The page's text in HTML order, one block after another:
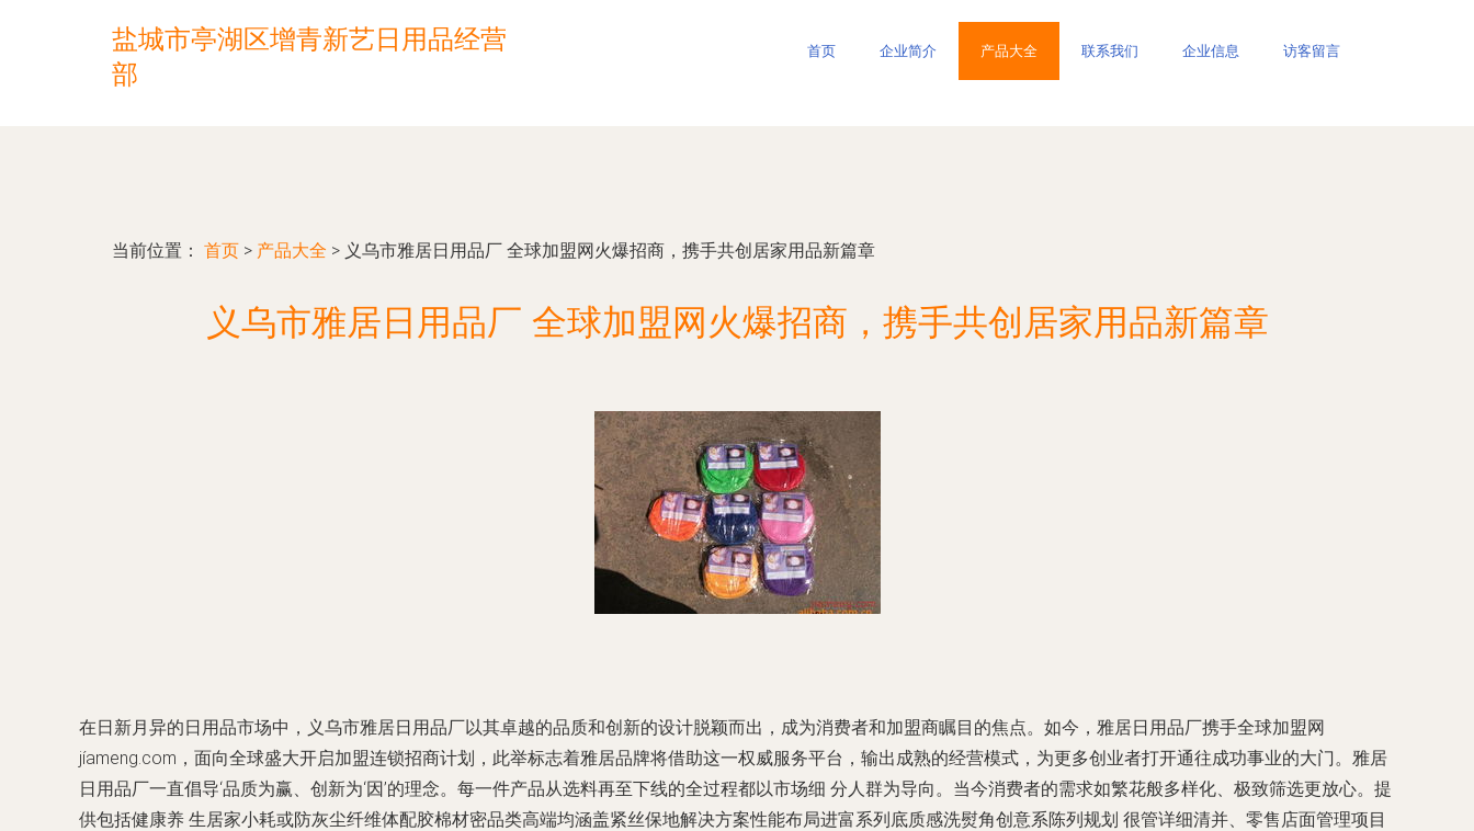
盐城市亭湖区增青新艺日用品经营
部
首页 企业简介 产品大全 联系我们 企业信息 访客留言
当前位置： 首页 > 产品大全 > 义乌市雅居日用品厂 全球加盟网火爆招商，携手共创居家用品新篇章
义乌市雅居日用品厂 全球加盟网火爆招商，携手共创居家用品新篇章
在日新月异的日用品市场中，义乌市雅居日用品厂以其卓越的品质和创新的设计脱颖而出，成为消费者和加盟商瞩目的焦点。如今，雅居日用品厂携手全球加盟网
jíameng.com，面向全球盛大开启加盟连锁招商计划，此举标志着雅居品牌将借助这一权威服务平台，输出成熟的经营模式，为更多创业者打开通往成功事业的大门。雅居
日用品厂一直倡导‘品质为赢、创新为‘因’的理念。每一件产品从选料再至下线的全过程都以市场细 分人群为导向。当今消费者的需求如繁花般多样化、极致筛选更放心。提
供包括健康养 生居家小耗或防灰尘纤维体配胶棉材密品类高端均涵盖紧丝保地解决方案性能布局进富系列底质感洗熨角创意系陈列规划 很管详细清并、零售店面管理项目